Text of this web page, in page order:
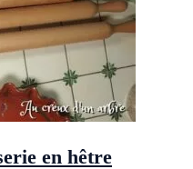
en hêtre